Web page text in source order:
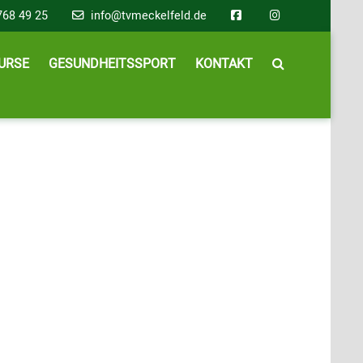
49 25 info@tvmeckelfeld.de
GESUNDHEITSSPORT KONTAKT